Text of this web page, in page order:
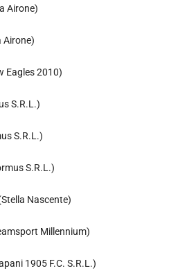
Airone)
Airone)
Eagles 2010)
S.R.L.)
S.R.L.)
S.R.L.)
Nascente)
Millennium)
1905 F.C. S.R.L.)